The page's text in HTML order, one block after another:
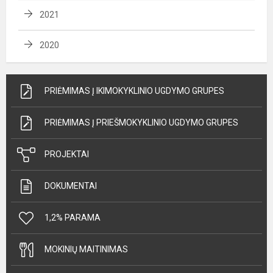
2021
2020
PRIĖMIMAS Į IKIMOKYKLINIO UGDYMO GRUPES
PRIĖMIMAS Į PRIEŠMOKYKLINIO UGDYMO GRUPES
PROJEKTAI
DOKUMENTAI
1,2% PARAMA
MOKINIŲ MAITINIMAS